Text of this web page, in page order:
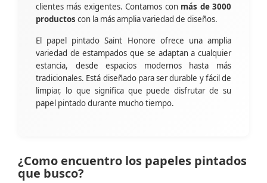
clientes más exigentes. Contamos con más de 3000
productos con la más amplia variedad de diseños.
El papel pintado Saint Honore ofrece una amplia
variedad de estampados que se adaptan a cualquier
estancia, desde espacios modernos hasta más
tradicionales. Está diseñado para ser durable y fácil de
limpiar, lo que significa que puede disfrutar de su
papel pintado durante mucho tiempo.
¿Como encuentro los papeles pintados
que busco?